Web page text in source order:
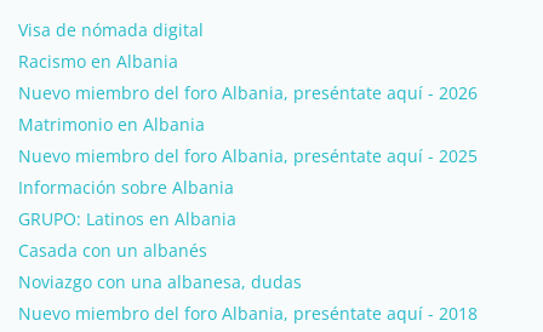
Visa de nómada digital
Racismo en Albania
Nuevo miembro del foro Albania, preséntate aquí - 2026
Matrimonio en Albania
Nuevo miembro del foro Albania, preséntate aquí - 2025
Información sobre Albania
GRUPO: Latinos en Albania
Casada con un albanés
Noviazgo con una albanesa, dudas
Nuevo miembro del foro Albania, preséntate aquí - 2018